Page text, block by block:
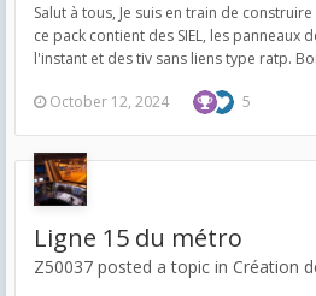
Salut à tous, Je suis en train de
ce pack contient des SIEL, les panneaux
l'instant et des tiv sans liens type ratp.
October 12, 2024 5
Ligne 15 du métro
Z50037 posted a topic in Création